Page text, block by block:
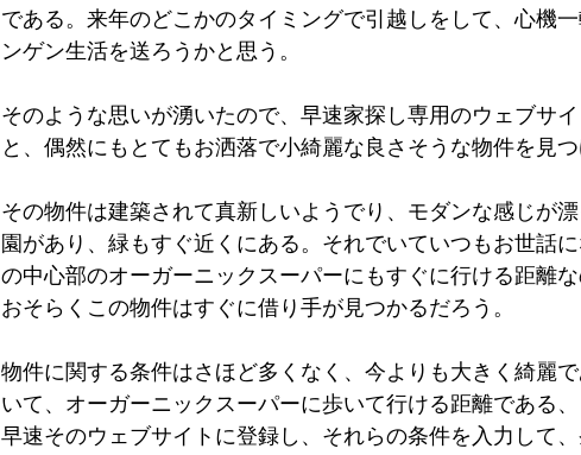
である。来年のどこかのタイミングで引越しをして、心機
ンゲン生活を送ろうかと思う。
そのような思いが湧いたので、早速家探し専用のウェブサ
と、偶然にもとてもお洒落で小綺麗な良さそうな物件を見つ
その物件は建築されて真新しいようでり、モダンな感じが
園があり、緑もすぐ近くにある。それでいていつもお世話
の中心部のオーガーニックスーパーにもすぐに行ける距離
おそらくこの物件はすぐに借り手が見つかるだろう。
物件に関する条件はさほど多くなく、今よりも大きく綺麗
いて、オーガーニックスーパーに歩いて行ける距離である
早速そのウェブサイトに登録し、それらの条件を入力して